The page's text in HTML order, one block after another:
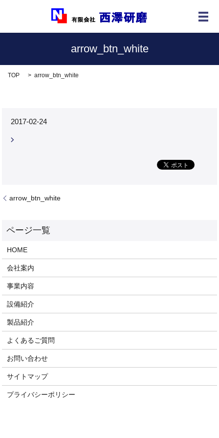
メ
arrow_btn_white
TOP arrow_btn_white
2017-02-24
arrow_btn_white
HOME
会社案内
事業内容
設備紹介
製品紹介
よくあるご質問
お問い合わせ
サイトマップ
プライバシーポリシー